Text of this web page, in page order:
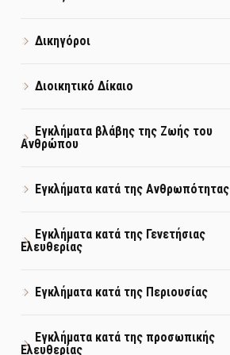
Δικηγόροι
Διοικητικό Δίκαιο
Εγκλήματα βλάβης της Ζωής του
Ανθρώπου
Εγκλήματα κατά της Ανθρωπότητας
Εγκλήματα κατά της Γενετήσιας
Ελευθερίας
Εγκλήματα κατά της Περιουσίας
Εγκλήματα κατά της προσωπικής
Ελευθερίας